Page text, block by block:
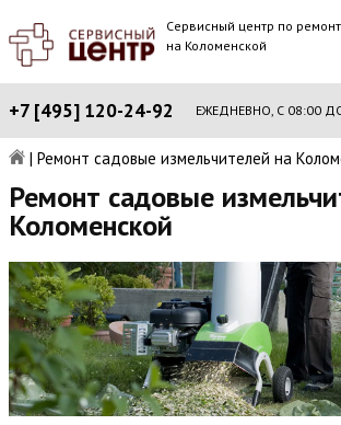
Сервисный центр по
на Коломенской
+7 [495] 120-24-92 ЕЖЕДНЕВНО, С 08:00
| Ремонт садовые измельчителей на
Ремонт садовые
Коломенской